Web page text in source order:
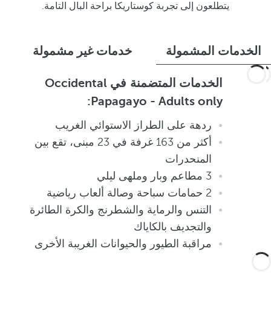
يتطلعون إلى تجربة كوستاريكا براحة البال التامة.
الخدمات المشمولة خدمات غير مشمولة
الخدمات المتضمنة في Occidental
Papagayo - Adults only:
ردهة على الطراز الاستوائي الغريب
أكثر من 163 غرفة في 23 مبنى، تقع بين
المنحدرات
3 مطاعم وبار وملهى ليلي
2 حمامات سباحة وصالة ألعاب رياضية
التنس والرماية والشطرنج والكرة الطائرة
والتجديف بالكاياك
مراقبة الطيور والحيوانات الغريبة الأخرى